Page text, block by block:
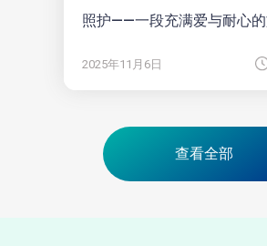
照护——一段充满爱与耐心的
2025年11月6日
查看全部